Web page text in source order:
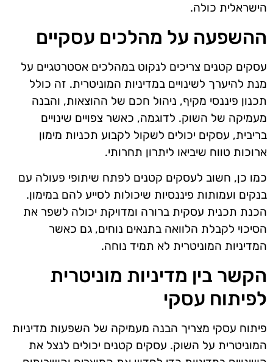
הישראלית כולה.
ההשפעה על מהלכים עסקיים
עסקים קטנים צריכים לנקוט במהלכים אסטרטגיים על
מנת להיערך לשינויים במדיניות המוניטרית. זה כולל
תכנון פיננסי מקיף, ניהול חכם של ההוצאות, והבנה
מעמיקה של השוק. לדוגמה, כאשר צפויים שינויים
בריבית, עסקים יכולים לשקול לקבוע תכניות מימון
ארוכות טווח שיביאו ליתרון תחרותי.
כמו כן, חשוב לעסקים קטנים לפתח שיתופי פעולה עם
בנקים ועמותות פיננסיות שיכולות לסייע להם במימון.
הכנת תכנית עסקית ברורה ומדויקת יכולה לשפר את
הסיכוי לקבלת הלוואה בתנאים נוחים, גם כאשר
המדיניות המוניטרית לא תמיד נוחה.
הקשר בין מדיניות מוניטרית
לפיתוח עסקי
פיתוח עסקי מצריך הבנה מעמיקה של השפעות מדיניות
המוניטרית על השוק. עסקים קטנים יכולים לנצל את